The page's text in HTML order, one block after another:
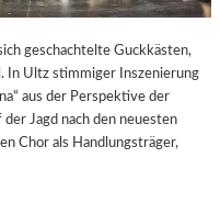
S
S
P
I
E
L
geschachtelte Guckkästen,
In Ultz stimmiger Inszenierung
aus der Perspektive der
Jagd nach den neuesten
Chor als Handlungsträger,